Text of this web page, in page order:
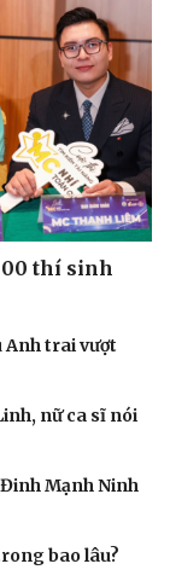
thí sinh
Anh trai vượt
nữ ca sĩ nói
Mạnh Ninh
bao lâu?